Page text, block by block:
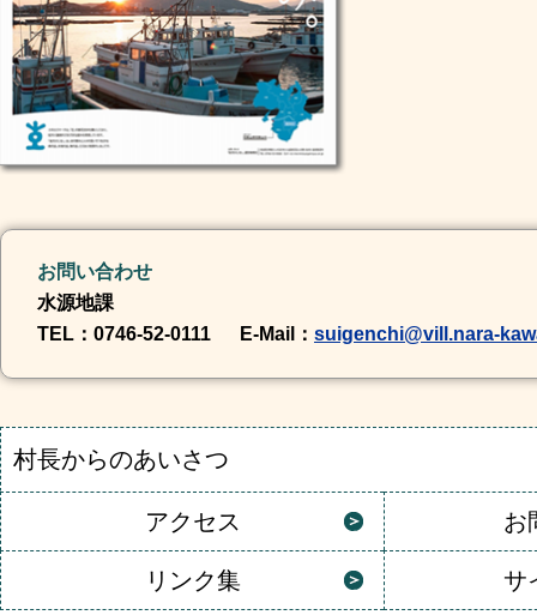
お問い合わせ
水源地課
TEL ：0746-52-0111 E-Mail ： suigenchi@vill.nara-
村長からのあいさつ
アクセス お
リンク集 サ